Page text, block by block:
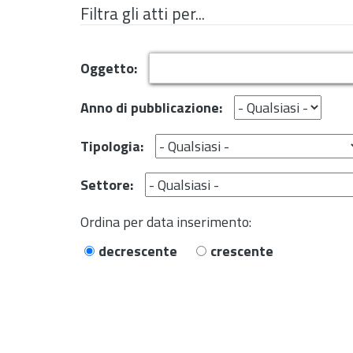
Filtra gli atti per...
Oggetto:
Anno di pubblicazione:
Tipologia:
Settore:
Ordina per data inserimento:
decrescente
crescente